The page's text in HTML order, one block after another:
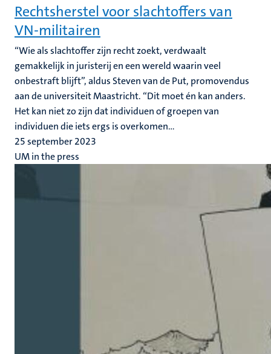
Rechtsherstel voor slachtoffers van
VN-militairen
“Wie als slachtoffer zijn recht zoekt, verdwaalt
gemakkelijk in juristerij en een wereld waarin veel
onbestraft blijft”, aldus Steven van de Put, promovendus
aan de universiteit Maastricht. “Dit moet én kan anders.
Het kan niet zo zijn dat individuen of groepen van
individuen die iets ergs is overkomen...
25 september 2023
UM in the press